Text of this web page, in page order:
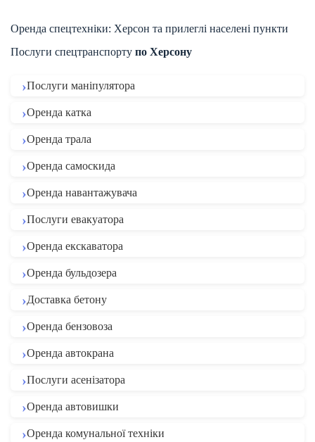
Оренда спецтехніки: Херсон та прилеглі населені пункти
Послуги спецтранспорту по Херсону
Послуги маніпулятора
Оренда катка
Оренда трала
Оренда самоскида
Оренда навантажувача
Послуги евакуатора
Оренда екскаватора
Оренда бульдозера
Доставка бетону
Оренда бензовоза
Оренда автокрана
Послуги асенізатора
Оренда автовишки
Оренда комунальної техніки